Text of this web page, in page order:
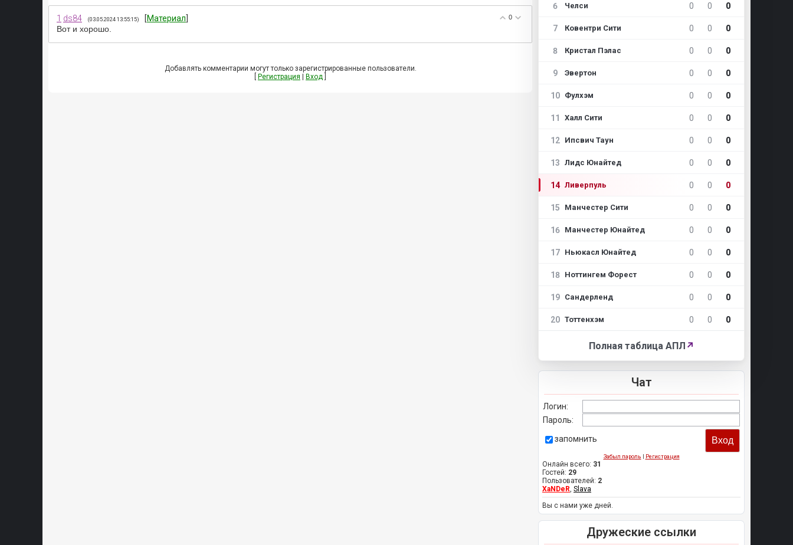
0
1 ds84 (03.05.2024 13:55:15) [Материал
Вот и хорошо.
Добавлять комментарии могут только зарегистрированные пользователи.
Регистрация Вход
6 Челси 0 0 0
7 Ковентри Сити 0 0 0
8 Кристал Пэлас 0 0 0
9 Эвертон 0 0 0
10 Фулхэм 0 0 0
11 Халл Сити 0 0 0
12 Ипсвич Таун 0 0 0
13 Лидс Юнайтед 0 0 0
14 Ливерпуль 0 0 0
15 Манчестер Сити 0 0 0
16 Манчестер Юнайтед 0 0 0
17 Ньюкасл Юнайтед 0 0 0
18 Ноттингем Форест 0 0 0
19 Сандерленд 0 0 0
20 Тоттенхэм 0 0 0
Полная таблица АПЛ ↗
Чат
Логин:
Пароль:
запомнить
Забыл пароль | Регистрация
Онлайн всего: 31
Гостей: 29
Пользователей: 2
XaNDeR, Slava
Вы с нами уже дней.
Дружеские ссылки